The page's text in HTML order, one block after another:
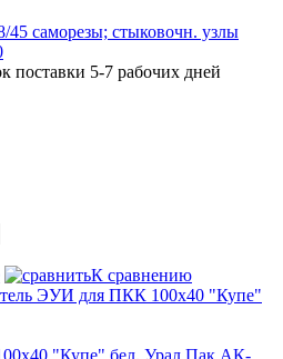
саморезы; стыковочн. узлы
поставки 5-7 рабочих дней
К сравнению
"Купе" бел. Урал Пак АК-